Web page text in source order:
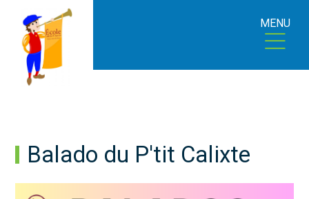
MENU
Balado du P'tit Calixte